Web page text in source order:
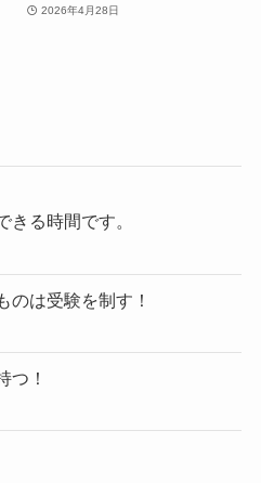
2026年4月28日
きる時間です。
のは受験を制す！
つ！